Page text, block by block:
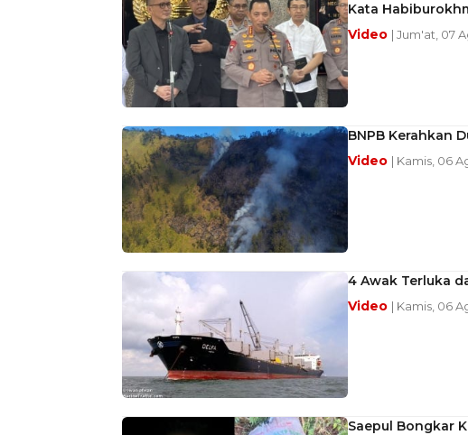
Kata
Video | Jum'at, 07
BNPB Kerahkan
Video | Kamis, 06
4 Awak Terluka
Video | Kamis, 06
Saepul Bongkar